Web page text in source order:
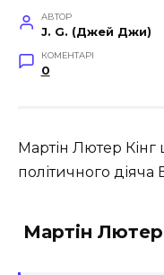
АВТОР
J. G. (Джей Джи)
КОМЕНТАРІ
0
Мартін Лютер Кінг
політичного діяча
Мартін Лютер